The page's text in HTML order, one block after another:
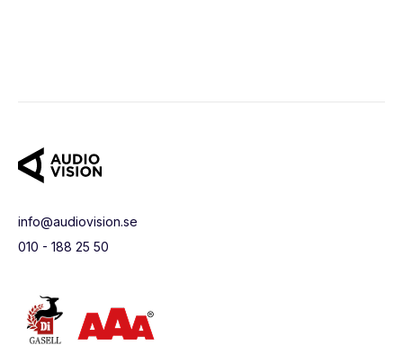
info@audiovision.se
010 - 188 25 50